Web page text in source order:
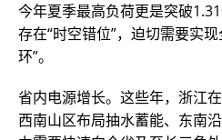
今年夏季最高负荷更是突破
存在“时空错位”，迫切需要实
环”。
省内电源增长。这些年，浙江
西南山区布局抽水蓄能、东南